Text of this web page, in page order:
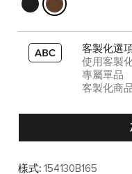
客製化選
使用客製
專屬單品
客製化商
樣式: 154130B165